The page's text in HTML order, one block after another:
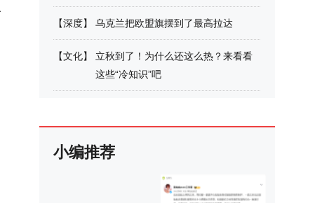
【深度】 乌克兰把欧盟旗摆到了最高拉达
【文化】
立秋到了！为什么还这么热？来看看
这些“冷知识”吧
小编推荐